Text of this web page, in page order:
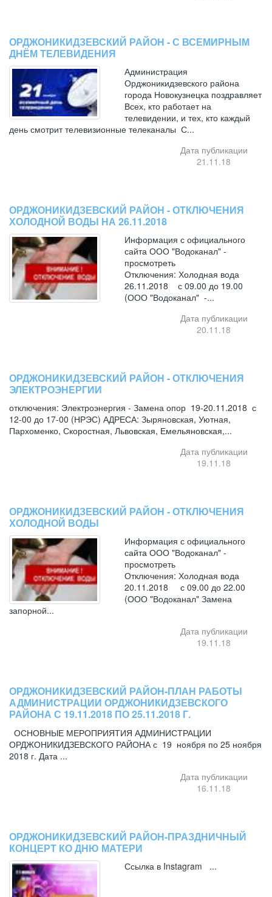
ОРДЖОНИКИДЗЕВСКИЙ РАЙОН - С ВСЕМИРНЫМ
ДНЁМ ТЕЛЕВИДЕНИЯ
Администрация
Орджоникидзевского района
города Новокузнецка поздравляет
Всех, кто работает на
телевидении, и тех, кто каждый
день смотрит телевизионные телеканалы С...
Дата публикации
21.11.18
ОРДЖОНИКИДЗЕВСКИЙ РАЙОН - ОТКЛЮЧЕНИЯ
ХОЛОДНОЙ ВОДЫ НА 26.11.2018
Информация с официального
сайта ООО "Водоканал" -
просмотреть
Отключения: Холодная вода
26.11.2018 с 09.00 до 19.00
(ООО "Водоканал" -...
Дата публикации
20.11.18
ОРДЖОНИКИДЗЕВСКИЙ РАЙОН - ОТКЛЮЧЕНИЯ
ЭЛЕКТРОЭНЕРГИИ
отключения: Электроэнергия - Замена опор 19-20.11.2018 с
12-00 до 17-00 (НРЭС) АДРЕСА: Зыряновская, Уютная,
Пархоменко, Скоростная, Львовская, Емельяновская,...
Дата публикации
19.11.18
ОРДЖОНИКИДЗЕВСКИЙ РАЙОН - ОТКЛЮЧЕНИЯ
ХОЛОДНОЙ ВОДЫ
Информация с официального
сайта ООО "Водоканал" -
просмотреть
Отключения: Холодная вода
20.11.2018 с 09.00 до 22.00
(ООО "Водоканал" Замена
запорной...
Дата публикации
19.11.18
ОРДЖОНИКИДЗЕВСКИЙ РАЙОН-ПЛАН РАБОТЫ
АДМИНИСТРАЦИИ ОРДЖОНИКИДЗЕВСКОГО
РАЙОНА С 19.11.2018 ПО 25.11.2018 Г.
ОСНОВНЫЕ МЕРОПРИЯТИЯ АДМИНИСТРАЦИИ
ОРДЖОНИКИДЗЕВСКОГО РАЙОНА с 19 ноября по 25 ноября
2018 г. Дата ...
Дата публикации
16.11.18
ОРДЖОНИКИДЗЕВСКИЙ РАЙОН-ПРАЗДНИЧНЫЙ
КОНЦЕРТ КО ДНЮ МАТЕРИ
Ссылка в Instagram ...